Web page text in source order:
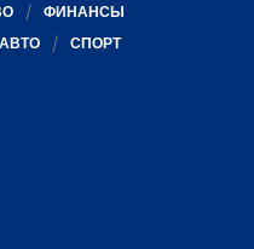
ФИНАНСЫ
АВТО СПОРТ